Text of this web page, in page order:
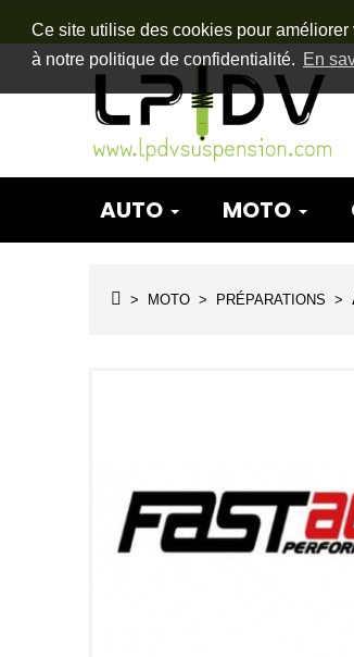
Ce site utilise des cookies pour
à notre politique de confidentialité. En
AUTO MOTO
MOTO PRÉPARATIONS